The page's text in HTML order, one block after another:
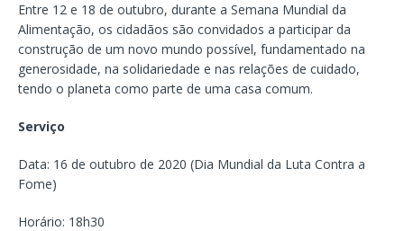
Entre 12 e 18 de outubro, durante a Semana Mundial da
Alimentação, os cidadãos são convidados a participar da
construção de um novo mundo possível, fundamentado na
generosidade, na solidariedade e nas relações de cuidado,
tendo o planeta como parte de uma casa comum.
Serviço
Data: 16 de outubro de 2020 (Dia Mundial da Luta Contra a
Fome)
Horário: 18h30